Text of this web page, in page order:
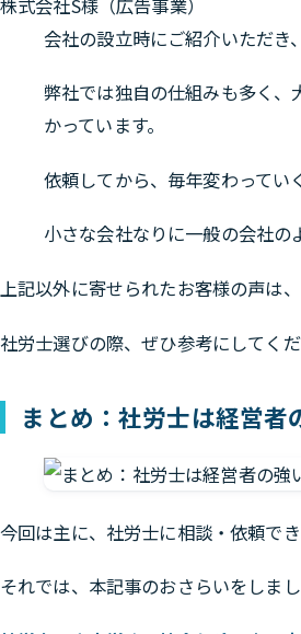
会社の設立時にご紹介いただき
弊社では独自の仕組みも多く
かっています。
依頼してから、毎年変わって
小さな会社なりに一般の会社
上記以外に寄せられたお客様の声は
社労士選びの際、ぜひ参考にしてくだ
まとめ：社労士は経営者
今回は主に、社労士に相談・依頼で
それでは、本記事のおさらいをしまし